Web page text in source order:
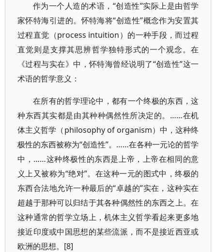
作为一个人造的术语，“创造性”实际上是由哲学
家怀特海引进的。怀特海将“创造性”概念作为安置其
过程直觉（process intuition）的一种手段，而过程
直觉则是支撑其思辨哲学独特形式的一个观念。在
《过程与实在》中，怀特海曾经说明了“创造性”这一
术语的哲学意义：
在所有的哲学理论中，都有一个终极的东西，这
种东西其实都是由其种种偶然性所决定的。……在机
体主义哲学（philosophy of organism）中，这种终
极性的东西被称为“创造性”。……在各种一元论的哲学
中，……这种终极性的东西是上帝，上帝在相同的意
义上又被称为“绝对”。在这种一元的图式中，终极的
东西合法地允许一种最后的“卓越的”实在，这种实在
超越于那种可以归结于其各种偶然性的东西之上。在
这种通常的哲学立场上，机体主义哲学看起来更多地
接近印度或中国思想的某些流派，而不是接近西亚或
欧洲的思想。[8]